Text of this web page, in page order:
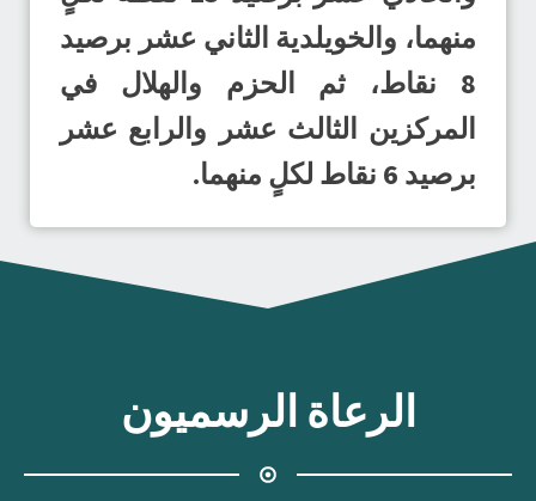
منهما، والخويلدية الثاني عشر برصيد
8 نقاط، ثم الحزم والهلال في
المركزين الثالث عشر والرابع عشر
برصيد 6 نقاط لكلٍ منهما.
الرعاة الرسميون